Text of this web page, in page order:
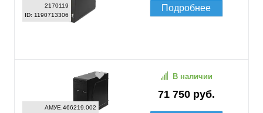
2170119
ID: 1190713306
Подробнее
АМУЕ.466219.002
71 750 руб.
В наличии